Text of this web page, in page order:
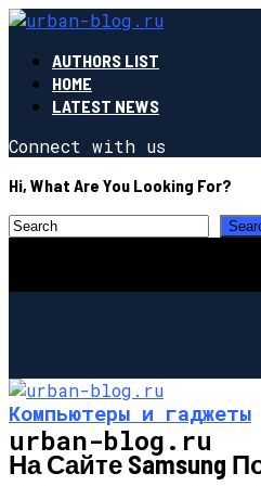
AUTHORS LIST
HOME
LATEST NEWS
Connect with us
Hi, What Are You Looking For?
urban-blog.ru
Компьютеры и гаджеты
На Сайте Samsung